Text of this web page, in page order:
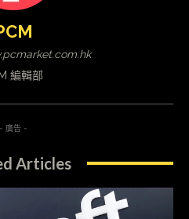
編輯部
- 廣告 -
Articles